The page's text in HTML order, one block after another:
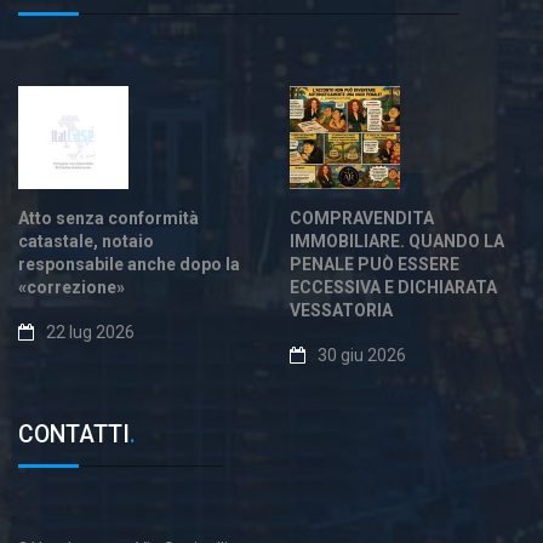
Atto senza conformità
catastale, notaio
responsabile anche dopo la
«correzione»
22 lug 2026
COMPRAVENDITA
IMMOBILIARE. QUANDO LA
PENALE PUÒ ESSERE
ECCESSIVA E DICHIARATA
VESSATORIA
30 giu 2026
CONTATTI .